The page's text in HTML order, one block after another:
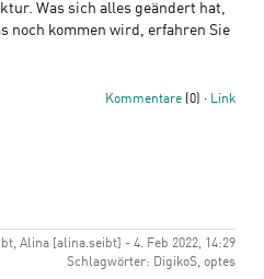
Was sich alles geändert hat,
noch kommen wird, erfahren Sie
Kommentare (0) · Link
Alina [alina.seibt] - 4. Feb 2022, 14:29
Schlagwörter: DigikoS, optes